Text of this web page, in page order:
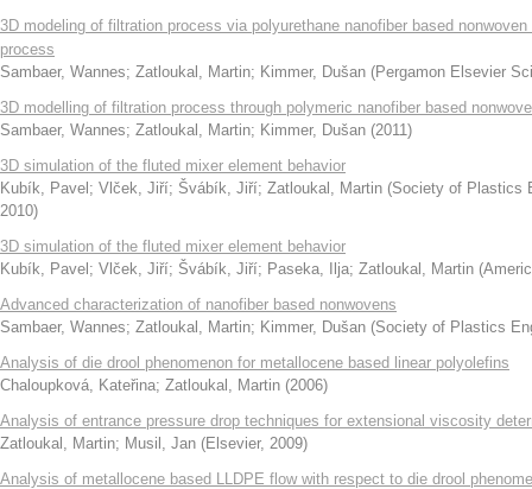
3D modeling of filtration process via polyurethane nanofiber based
process
Sambaer, Wannes; Zatloukal, Martin; Kimmer, Dušan (Pergamon Elsevier
3D modelling of filtration process through polymeric nanofiber based
Sambaer, Wannes; Zatloukal, Martin; Kimmer, Dušan (2011)
3D simulation of the fluted mixer element behavior
Kubík, Pavel ; Vlček, Jiří; Švábík, Jiří; Zatloukal, Martin (Society of Plastics
2010)
3D simulation of the fluted mixer element behavior
Kubík, Pavel ; Vlček, Jiří; Švábík, Jiří; Paseka, Ilja; Zatloukal, Martin (
Advanced characterization of nanofiber based nonwovens
Sambaer, Wannes; Zatloukal, Martin; Kimmer, Dušan (Society of Plastics
Analysis of die drool phenomenon for metallocene based linear polyolefins
Chaloupková, Kateřina; Zatloukal, Martin (2006)
Analysis of entrance pressure drop techniques for extensional viscosity
Zatloukal, Martin; Musil, Jan (Elsevier, 2009)
Analysis of metallocene based LLDPE flow with respect to die drool